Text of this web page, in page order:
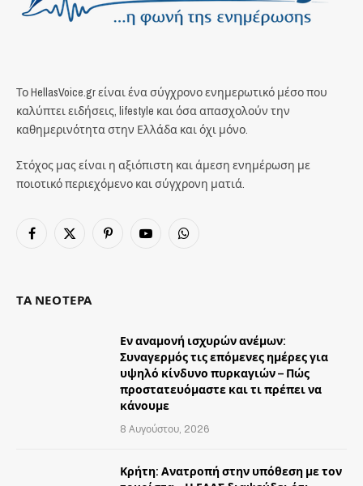
Το HellasVoice.gr είναι ένα σύγχρονο ενημερωτικό μέσο που
καλύπτει ειδήσεις, lifestyle και όσα απασχολούν την
καθημερινότητα στην Ελλάδα και όχι μόνο.
Στόχος μας είναι η αξιόπιστη και άμεση ενημέρωση με
ποιοτικό περιεχόμενο και σύγχρονη ματιά.
Facebook
X
PinterestYouTubeWhatsApp
ΤΑ ΝΕΟΤΕΡΑ
Εν αναμονή ισχυρών ανέμων:
Συναγερμός τις επόμενες ημέρες για
υψηλό κίνδυνο πυρκαγιών – Πώς
προστατευόμαστε και τι πρέπει να
κάνουμε
8 Αυγούστου, 2026
Κρήτη: Ανατροπή στην υπόθεση με τον